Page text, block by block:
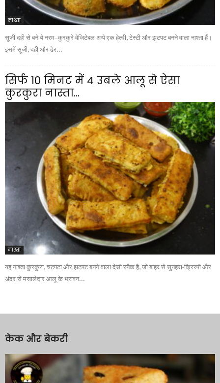
नाश्ता
सूजी दही से बने ये नरम–कुरकुरे वेजिटेबल अप्पे एक हेल्दी, टेस्टी और झटपट बनने वाला नाश्ता हैं।
इसमें सूजी, दही और ढेर...
सिर्फ 10 मिनट में 4 उबले आलू से ऐसा
कुरकुरा नास्ता...
नाश्ता
यह नाश्ता कुरकुरा, चटपटा और झटपट बनने वाला देसी स्नैक है, जो बाहर से सुनहरा-क्रिस्पी और
अंदर से मसालेदार आलू के भरावन...
केक और बेकरी